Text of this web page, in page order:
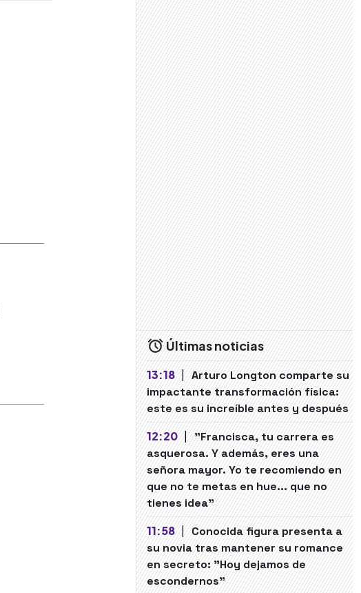
Últimas noticias
13:18 | Arturo Longton comparte su
impactante transformación física:
este es su increíble antes y después
12:20 | "Francisca, tu carrera es
asquerosa. Y además, eres una
señora mayor. Yo te recomiendo en
que no te metas en hue... que no
tienes idea"
11:58 | Conocida figura presenta a
su novia tras mantener su romance
en secreto: "Hoy dejamos de
escondernos"